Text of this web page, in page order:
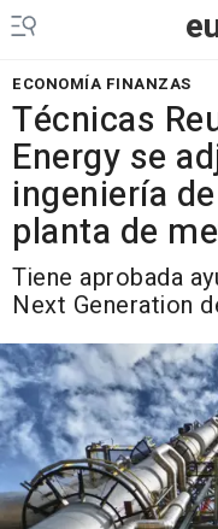
ECONOMÍA FINANZAS
Técnicas
Energy se
ingeniería
planta de
Tiene aprobada
Next Generation